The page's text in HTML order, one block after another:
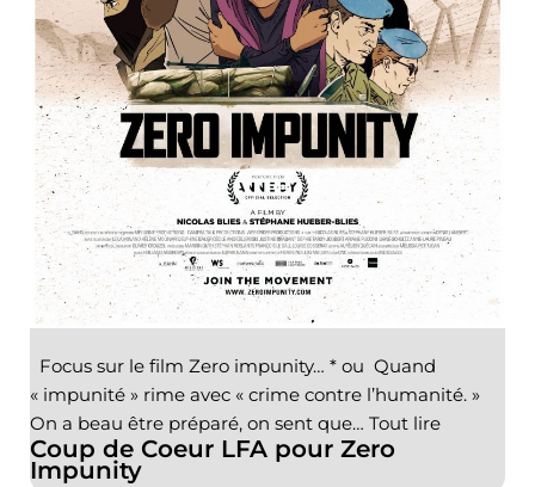
Coup de Coeur LFA pour Zero
Impunity
Focus sur le film Zero impunity… * ou Quand
« impunité » rime avec « crime contre l’humanité. »
On a beau être préparé, on sent que… Tout lire